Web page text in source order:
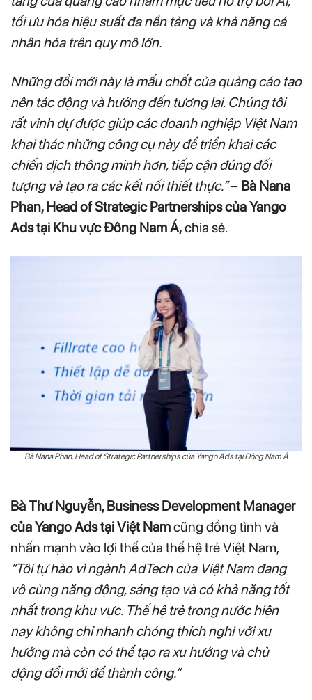
tối ưu hóa hiệu suất đa nền tảng và khả năng cá
nhân hóa trên quy mô lớn.
Những đổi mới này là mấu chốt của quảng cáo tạo
nên tác động và hướng đến tương lai. Chúng tôi
rất vinh dự được giúp các doanh nghiệp Việt Nam
khai thác những công cụ này để triển khai các
chiến dịch thông minh hơn, tiếp cận đúng đối
tượng và tạo ra các kết nối thiết thực.”– Bà Nana
Phan, Head of Strategic Partnerships của Yango
Ads tại Khu vực Đông Nam Á,chia sẻ.
Bà Nana Phan, Head of Strategic Partnerships của Yango Ads tại Đông Nam Á
Bà Thư Nguyễn, Business Development Manager
của Yango Ads tại Việt Namcũng đồng tình và
nhấn mạnh vào lợi thế của thế hệ trẻ Việt Nam,
“Tôi tự hào vì ngành AdTech của Việt Nam đang
vô cùng năng động, sáng tạo và có khả năng tốt
nhất trong khu vực. Thế hệ trẻ trong nước hiện
nay không chỉ nhanh chóng thích nghi với xu
hướng mà còn có thể tạo ra xu hướng và chủ
động đổi mới để thành công.”